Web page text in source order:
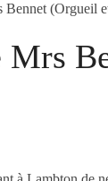
(Orgueil